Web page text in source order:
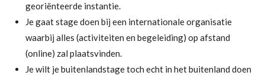
georiënteerde instantie.
Je gaat stage doen bij een internationale organisatie
waarbij alles (activiteiten en begeleiding) op afstand
(online) zal plaatsvinden.
Je wilt je buitenlandstage toch echt in het buitenland doen